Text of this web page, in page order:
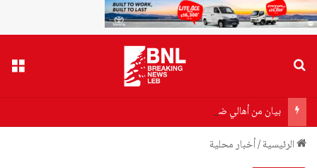
بيان من أهالي ضحايا مرفأ بيروت إلى وزير الصحة…هذا ما جاء فيه!
الرئيسية/أخبار محلية